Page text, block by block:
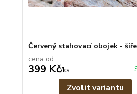
Červený stahovací obojek -
cena od
399 Kč/ks
Zvolit variantu